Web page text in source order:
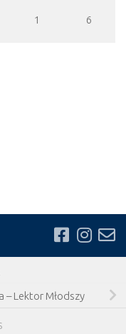
1 6
– Lektor Młodszy